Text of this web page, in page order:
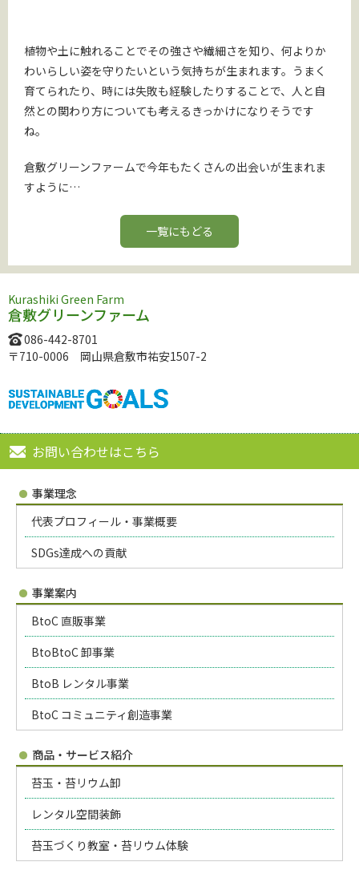
植物や土に触れることでその強さや繊細さを知り、何よりか
わいらしい姿を守りたいという気持ちが生まれます。うまく
育てられたり、時には失敗も経験したりすることで、人と自
然との関わり方についても考えるきっかけになりそうです
ね。
倉敷グリーンファームで今年もたくさんの出会いが生まれま
すように…
一覧にもどる
Kurashiki Green Farm
倉敷グリーンファーム
086-442-8701
〒710-0006 岡山県倉敷市祐安1507-2
お問い合わせはこちら
事業理念
代表プロフィール・事業概要
SDGs達成への貢献
事業案内
BtoC 直販事業
BtoBtoC 卸事業
BtoB レンタル事業
BtoC コミュニティ創造事業
商品・サービス紹介
苔玉・苔リウム卸
レンタル空間装飾
苔玉づくり教室・苔リウム体験